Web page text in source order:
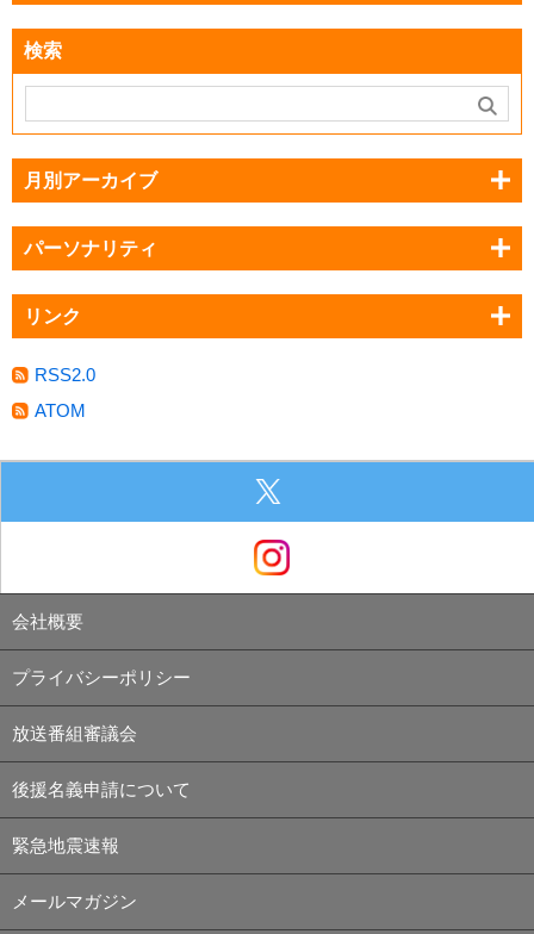
検索
月別アーカイブ
パーソナリティ
リンク
RSS2.0
ATOM
会社概要
プライバシーポリシー
放送番組審議会
後援名義申請について
緊急地震速報
メールマガジン